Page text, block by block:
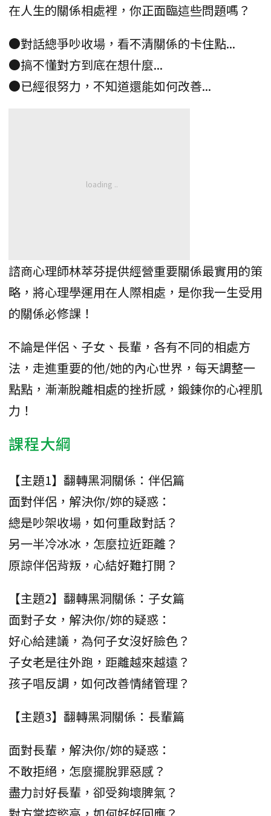
在人生的關係相處裡，你正面臨這些問題嗎？
●對話總爭吵收場，看不清關係的卡住點...
●搞不懂對方到底在想什麼...
●已經很努力，不知道還能如何改善...
諮商心理師林萃芬提供經營重要關係最實用的策
略，將心理學運用在人際相處，是你我一生受用
的關係必修課！
不論是伴侶、子女、長輩，各有不同的相處方
法，走進重要的他/她的內心世界，每天調整一
點點，漸漸脫離相處的挫折感，鍛鍊你的心裡肌
力！
課程大綱
【主題1】翻轉黑洞關係：伴侶篇
面對伴侶，解決你/妳的疑惑：
總是吵架收場，如何重啟對話？
另一半冷冰冰，怎麼拉近距離？
原諒伴侶背叛，心結好難打開？
【主題2】翻轉黑洞關係：子女篇
面對子女，解決你/妳的疑惑：
好心給建議，為何子女沒好臉色？
子女老是往外跑，距離越來越遠？
孩子唱反調，如何改善情緒管理？
【主題3】翻轉黑洞關係：長輩篇
面對長輩，解決你/妳的疑惑：
不敢拒絕，怎麼擺脫罪惡感？
盡力討好長輩，卻受夠壞脾氣？